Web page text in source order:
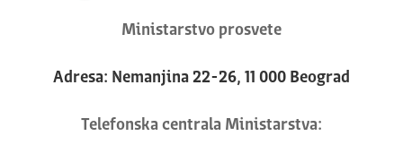
Ministarstvo prosvete
Adresa: Nemanjina 22-26, 11 000 Beograd
Telefonska centrala Ministarstva: